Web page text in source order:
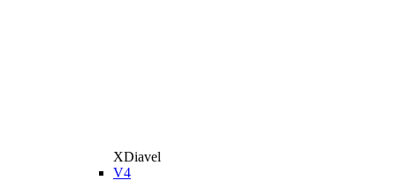
XDiavel
V4